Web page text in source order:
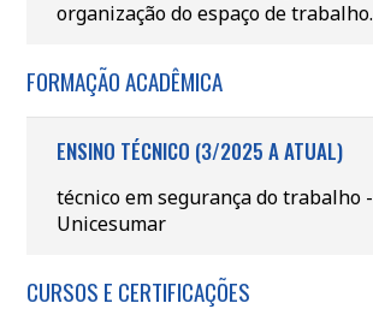
organização do espaço de trabalho.
FORMAÇÃO ACADÊMICA
ENSINO TÉCNICO (3/2025 A ATUAL)
técnico em segurança do trabalho -
Unicesumar
CURSOS E CERTIFICAÇÕES